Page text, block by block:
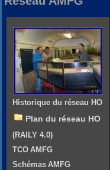
Historique du réseau HO
Plan du réseau HO
(RAILY 4.0)
TCO AMFG
Schémas AMFG